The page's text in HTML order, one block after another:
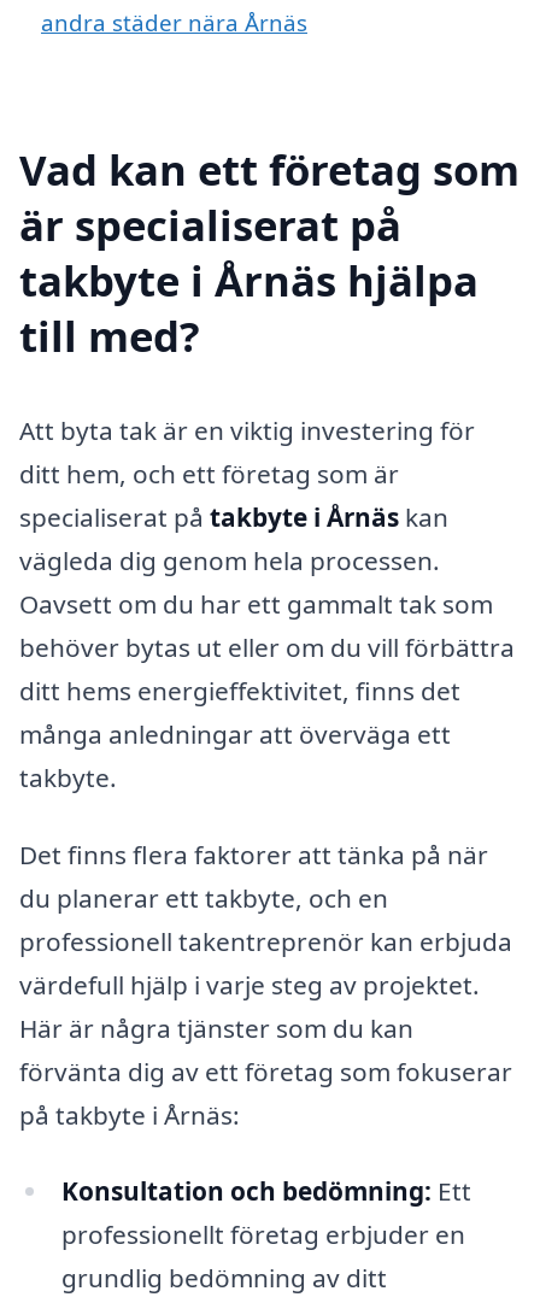
andra städer nära Årnäs
Vad kan ett företag som
är specialiserat på
takbyte i Årnäs hjälpa
till med?
Att byta tak är en viktig investering för
ditt hem, och ett företag som är
specialiserat på takbyte i Årnäs kan
vägleda dig genom hela processen.
Oavsett om du har ett gammalt tak som
behöver bytas ut eller om du vill förbättra
ditt hems energieffektivitet, finns det
många anledningar att överväga ett
takbyte.
Det finns flera faktorer att tänka på när
du planerar ett takbyte, och en
professionell takentreprenör kan erbjuda
värdefull hjälp i varje steg av projektet.
Här är några tjänster som du kan
förvänta dig av ett företag som fokuserar
på takbyte i Årnäs:
Konsultation och bedömning: Ett
professionellt företag erbjuder en
grundlig bedömning av ditt